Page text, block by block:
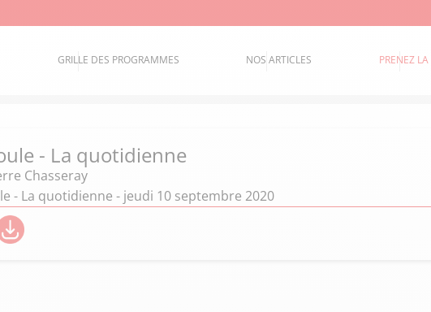
GRILLE DES PROGRAMMES NOS ARTICLES PRENEZ
- La quotidienne
Chasseray
- La quotidienne - jeudi 10 septembre 2020